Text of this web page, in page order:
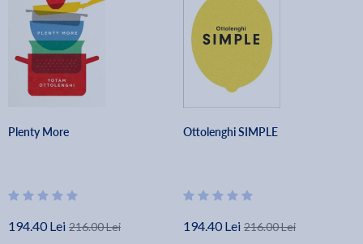
Plenty More
194.40 Lei 216.00 Lei
Ottolenghi SIMPLE
194.40 Lei 216.00 Lei